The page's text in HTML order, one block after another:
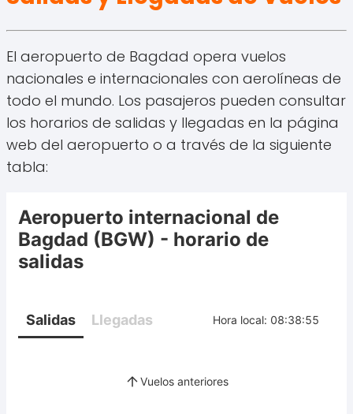
El aeropuerto de Bagdad opera vuelos
nacionales e internacionales con aerolíneas de
todo el mundo. Los pasajeros pueden consultar
los horarios de salidas y llegadas en la página
web del aeropuerto o a través de la siguiente
tabla: